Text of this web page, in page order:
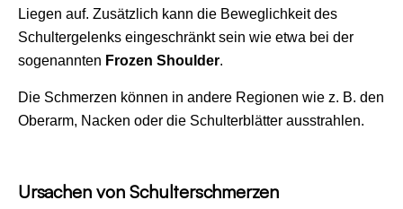
Liegen auf. Zusätzlich kann die Beweglichkeit des
Schultergelenks eingeschränkt sein wie etwa bei der
sogenannten Frozen Shoulder.
Die Schmerzen können in andere Regionen wie z. B. den
Oberarm, Nacken oder die Schulterblätter ausstrahlen.
Ursachen von Schulterschmerzen